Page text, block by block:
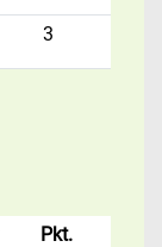
3
Pkt.